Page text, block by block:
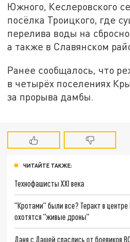
Южного, Кеслеровского
посёлка Троицкого, где
перелива воды на
а также в Славянском
Ранее сообщалось, что
в четырёх поселениях
за прорыва дамбы.
ЧИТАЙТЕ ТАКЖЕ:
Технофашисты XXI века
"Кротами" были все? Теракт в
охотятся "живые дроны"
Даня с Дашей спаслись от боевиков